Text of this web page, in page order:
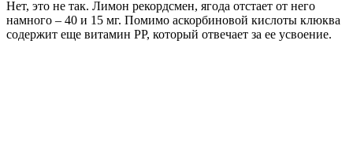
Нет, это не так. Лимон рекордсмен, ягода отстает от него
намного – 40 и 15 мг. Помимо аскорбиновой кислоты клюква
содержит еще витамин РР, который отвечает за ее усвоение.